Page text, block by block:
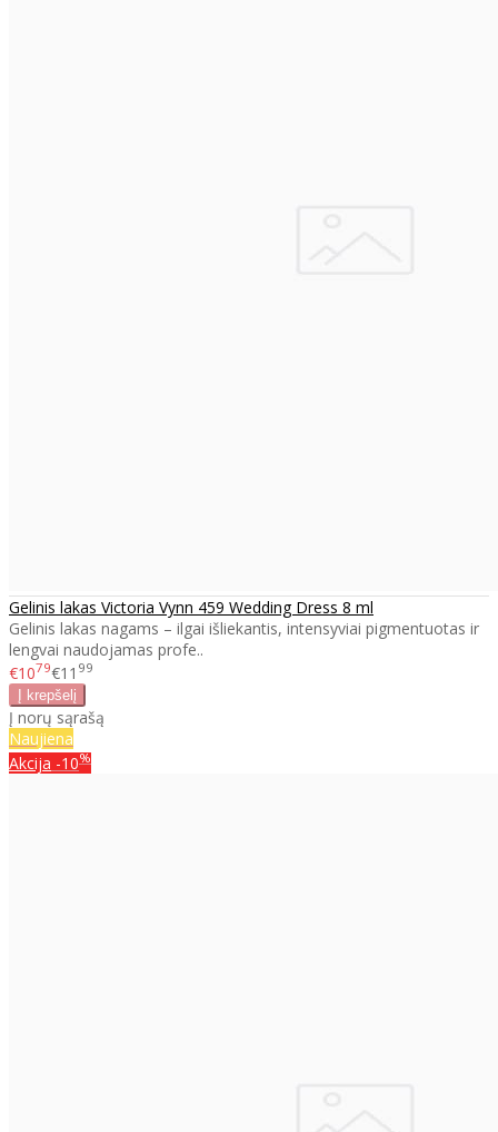
Gelinis lakas Victoria Vynn 459 Wedding Dress 8 ml
Gelinis lakas nagams – ilgai išliekantis, intensyviai pigmentuotas ir
lengvai naudojamas profe..
€1079€11 99
Į norų sąrašą
Naujiena
Akcija -10%